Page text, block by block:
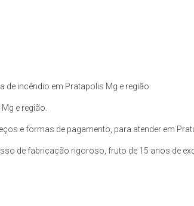
incêndio em Pratapolis Mg e região.
e região.
e formas de pagamento, para atender em
de fabricação rigoroso, fruto de 15 anos de